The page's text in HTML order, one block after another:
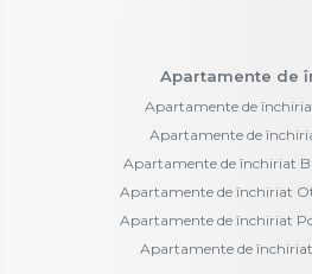
Apartamente de
Apartamente de
Apartamente de
Apartamente de închiriat
Apartamente de închiriat
Apartamente de închiriat
Apartamente de